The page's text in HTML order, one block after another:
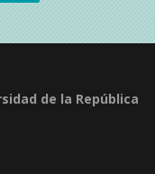
de la República